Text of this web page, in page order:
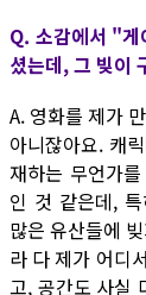
Q. 소감에서 "게
셨는데, 그 빚이
A. 영화를 제가
아니잖아요. 캐
재하는 무언가
인 것 같은데,
많은 유산들에
라 다 제가 어디
고, 공간도 사실